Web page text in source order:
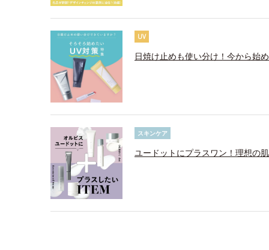
UV
日焼け止めも使い分け！今から始
スキンケア
ユードットにプラスワン！理想の